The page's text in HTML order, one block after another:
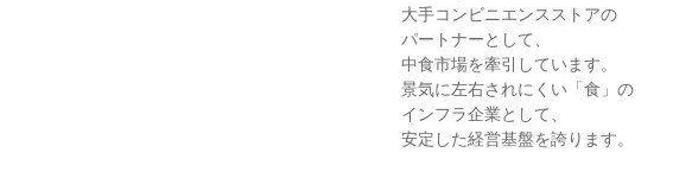
大手コンビニエンスストアの
パートナーとして、
中食市場を牽引しています。
景気に左右されにくい「食」の
インフラ企業として、
安定した経営基盤を誇ります。